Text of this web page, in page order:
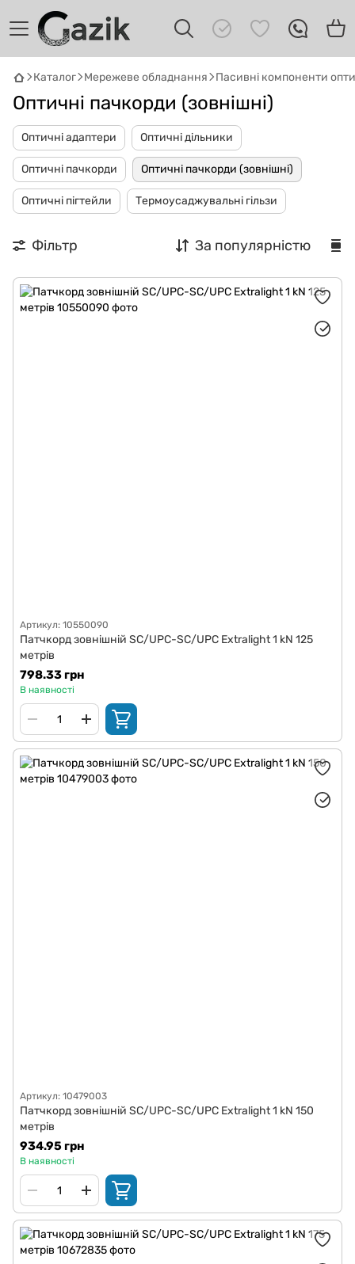
Каталог Мережеве обладнання Пасивні компоненти
Оптичні пачкорди (зовнішні)
Оптичні адаптери Оптичні дільники
Оптичні пачкорди Оптичні пачкорди (зовнішні)
Оптичні пігтейли Термоусаджувальні гільзи
Фільтр За популярністю
Артикул: 10550090
Патчкорд зовнішній SC/UPC-SC/UPC Extralight 1 kN 125
метрів
798.33 грн
В наявності
Артикул: 10479003
Патчкорд зовнішній SC/UPC-SC/UPC Extralight 1 kN 150
метрів
934.95 грн
В наявності
Онлайн · пошук техніки
Привіт! 👋 Я Gazik AI — допоможу
підібрати вживану комп'ютерну техніку.
Що шукаєш?